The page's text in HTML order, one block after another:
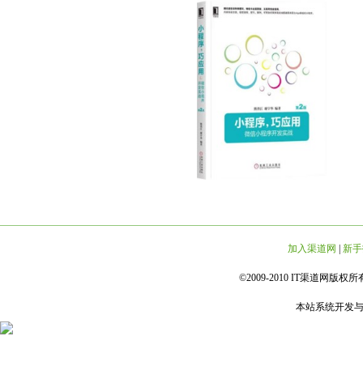
加入渠道网 新
©2009-2010 IT渠道网版权所
本站系统开发